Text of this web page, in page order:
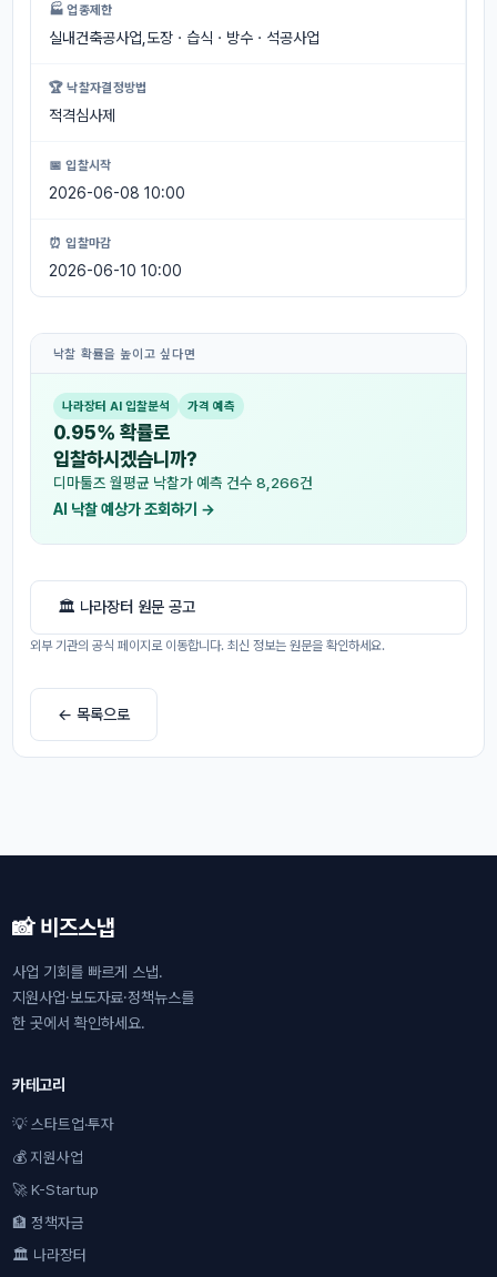
🏭 업종제한
실내건축공사업,도장ㆍ습식ㆍ방수ㆍ석공사업
🏆 낙찰자결정방법
적격심사제
📅 입찰시작
2026-06-08 10:00
⏰ 입찰마감
2026-06-10 10:00
낙찰 확률을 높이고 싶다면
나라장터 AI 입찰분석 가격 예측
0.95% 확률로
입찰하시겠습니까?
디마툴즈 월평균 낙찰가 예측 건수 8,266건
AI 낙찰 예상가 조회하기 →
🏛 나라장터 원문 공고
외부 기관의 공식 페이지로 이동합니다. 최신 정보는 원문을 확인하세요.
← 목록으로
📸 비즈스냅
사업 기회를 빠르게 스냅.
지원사업·보도자료·정책뉴스를
한 곳에서 확인하세요.
카테고리
💡 스타트업·투자
💰 지원사업
🚀 K-Startup
🏦 정책자금
🏛 나라장터